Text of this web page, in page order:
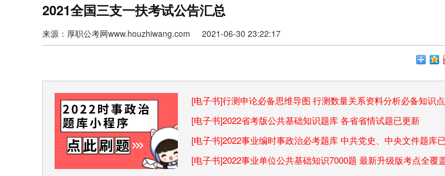
2021全国三支一扶考试公告汇总
来源：厚职公考网www.houzhiwang.com 2021-06-30 23:22:17
[电子书]行测申论必备思维导图 行测数量关系资料分析必备知识
巧
[电子书]2022省考版公共基础知识题库 各省省情试题已更新
[电子书]2022事业编时事政治必考题库 中共党史、中央文件题库
[电子书]2022事业单位公共基础知识7000题 最新升级版考点全覆